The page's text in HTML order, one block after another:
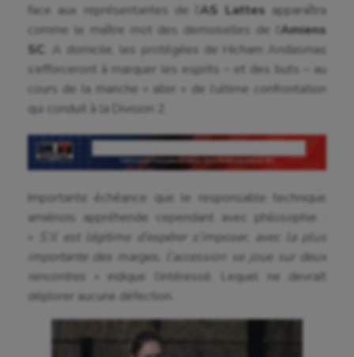
Aéronautique
face aux représentantes de l’ AS Lattes apparaîtra
comme le maître mot des demoiselles de l’ Amiens
SC
. A domicile, les protégées de Hicham Andasmas
s’efforceront à marquer les esprits – et des buts – au
cours de la manche « aller » de l’ultime confrontation
qui conduit à la Division 2.
Importante échéance que le responsable technique
amiénois appréhende cependant avec philosophie :
S’il est légitime d’espérer s’imposer, avec la plus
importante des marges, l’accession se joue sur deux
rencontres » indique l’intéressé. Lequel ne devrait
déplorer aucune défection.